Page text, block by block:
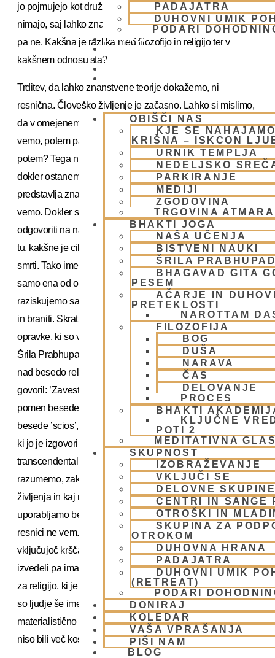
PADAJATRA
DUHOVNI UMIK
PODARI
DONIRAJ
VAŠA VPRAŠANJA
OBIŠČI NAS
KJE SE
KRIŠNA – ISKCON
URNIK TEMPLJA
NEDELJSKO
PARKIRANJE
MEDIJI
ZGODOVINA
TRGOVINA
BHAKTI JOGA
NAŠA UČENJA
BISTVENI NAUKI
ŠRILA
BHAGAVAD GITA
PESEM
AČARJE IN
PRETEKLOSTI
NAROTTAM
FILOZOFIJA
BOG
DUŠA
NARAVA
ČAS
DELOVANJE
PROCES
BHAKTI
KLJUČNE
POTI 2
MEDITATIVNA
SKUPNOST
IZOBRAŽEVANJE
VKLJUČI SE
DELOVNE
CENTRI IN SANGE
OTROŠKI IN
SKUPINA ZA
OTROKOM
DUHOVNA HRANA
PADAJATRA
DUHOVNI UMIK
(RETREAT)
PODARI
DONIRAJ
KOLEDAR
VAŠA VPRAŠANJA
PIŠI NAM
BLOG
jo pojmujejo kot družbeno znanost, v religijo pa v glavnem
nimajo, saj lahko znanost predvidevanja dokaže, religija
pa ne. Kakšna je razlika med filozofijo in religijo ter v
kakšnem odnosu sta?
Trditev, da lahko znanstvene teorije dokažemo, ni
resnična. Človeško življenje je začasno. Lahko si mislimo,
da v omejenem področju človekovega obstajanja nekaj
vemo, potem pa, v enem trenutku, pride smrt. Kaj pa
potem? Tega ne vemo. Znanost ne ve odgovora. Vse
dokler ostanemo na stopnji tako imenovane znanosti, ki
predstavlja znanje, ki prihaja skozi naša čutila, tega ne
vemo. Dokler smo omejeni na izkustven nivo, ne moremo
odgovoriti na najvažnejša vprašanja življenja: zakaj sem
tu, kakšne je cilj človeškega življenja in kaj me čaka po
smrti. Tako imenovana znanost, materialistična znanost, je
samo ena od oblik animizma. S pomočjo znanosti
raziskujemo samo, kako bolje jesti, spati, se razmnoževati
in braniti. Skratka, kako bolje organizirati materialistične
opravke, ki so vsi začasni in bodo v nekem trenutku izginili.
Šrila Prabhupada (ustanovitelj ISKCON-a) ni bil navdušen
nad besedo religija v zvezi z zavestjo Krišne. Običajno je
govoril: ’Zavest Krišne je znanost’ In pri tem mislil na pravi
pomen besede znanost (angleško science), ki izvira iz
besede ’scios’, kar pomeni vedeti. Bhagavad-gita je knjiga,
ki jo je izgovoril Gospod Krišna in je zato knjiga o
transcendentalnem znanju, s pomočjo katerega lahko
razumemo, zakaj smo tukaj, kakšen je namen človeškega
življenja in kaj nas čaka po smrti. Po eni strani pa običajno
uporabljamo beseda religija v smislu: ’Verujem, toda v
resnici ne vem.’ Večina religij, vsak v zahodnem svetu,
vključujoč krščanstvo, priznava, da ne ve, poskus, da bi
izvedeli pa ima za greh. Problem je v tem, da gre verjetno
za religijo, ki je morda bila uporabna pred dva tisoč leti, ko
so ljudje še imeli omejeno znanje, kasneje pa se je
materialistično znanje zelo razvilo im mu podatki iz Biblije
niso bili več kos ali pa so mu celo nasprotovali.